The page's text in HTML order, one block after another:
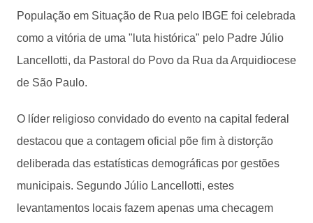
População em Situação de Rua pelo IBGE foi celebrada
como a vitória de uma "luta histórica" pelo Padre Júlio
Lancellotti, da Pastoral do Povo da Rua da Arquidiocese
de São Paulo.
O líder religioso convidado do evento na capital federal
destacou que a contagem oficial põe fim à distorção
deliberada das estatísticas demográficas por gestões
municipais. Segundo Júlio Lancellotti, estes
levantamentos locais fazem apenas uma checagem